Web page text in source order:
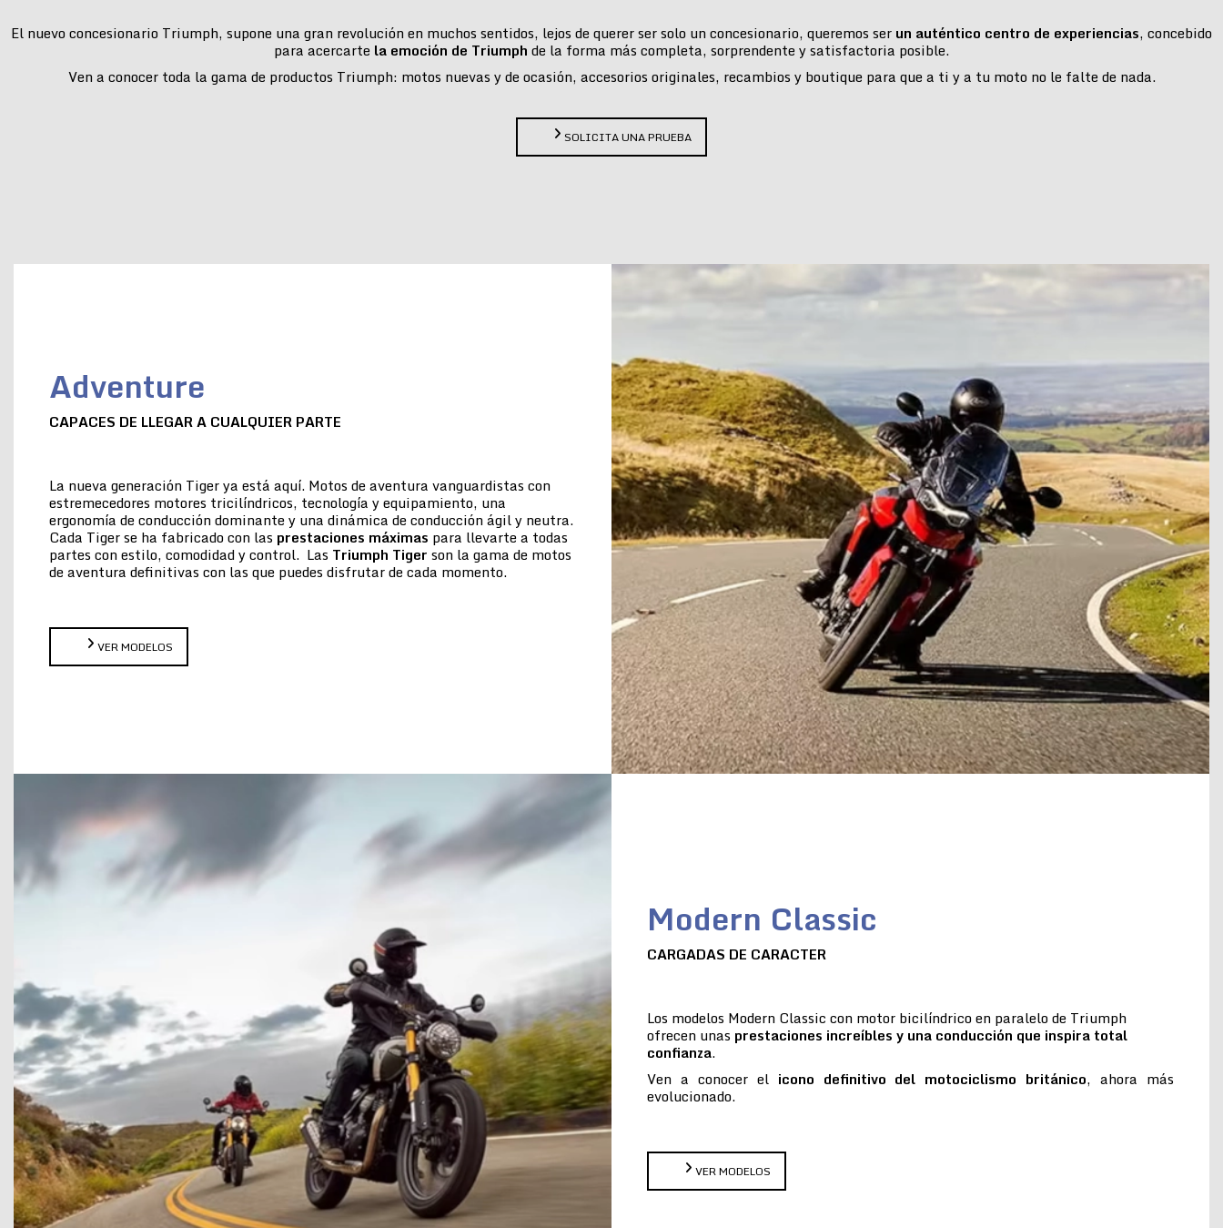
El nuevo concesionario Triumph, supone una gran revolución en muchos sentidos, lejos de querer ser solo un concesionario, queremos ser un auténtico centro de experiencias, concebido
para acercarte la emoción de Triumph de la forma más completa, sorprendente y satisfactoria posible.
Ven a conocer toda la gama de productos Triumph: motos nuevas y de ocasión, accesorios originales, recambios y boutique para que a ti y a tu moto no le falte de nada.
SOLICITA UNA PRUEBA
Adventure
CAPACES DE LLEGAR A CUALQUIER PARTE
La nueva generación Tiger ya está aquí. Motos de aventura vanguardistas con
estremecedores motores tricilíndricos, tecnología y equipamiento, una
ergonomía de conducción dominante y una dinámica de conducción ágil y neutra.
Cada Tiger se ha fabricado con las prestaciones máximas para llevarte a todas
partes con estilo, comodidad y control. Las Triumph Tiger son la gama de motos
de aventura definitivas con las que puedes disfrutar de cada momento.
VER MODELOS
Modern Classic
CARGADAS DE CARACTER
Los modelos Modern Classic con motor bicilíndrico en paralelo de Triumph
ofrecen unas prestaciones increíbles y una conducción que inspira total
confianza.
Ven a conocer el icono definitivo del motociclismo británico, ahora más
evolucionado.
VER MODELOS